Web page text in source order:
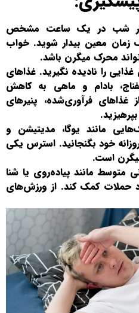
شب در یک ساعت مشخص
زمان معین بیدار شوید. خواب
محرک میگرن باشد.
را نادیده نگیرید. غذاهای
بادام و ماهی به کاهش
فرآوری‌شده، پنیرهای
مانند یوگا، مدیتیشن و
خود بگنجانید. استرس یکی
است.
متوسط مانند پیاده‌روی یا شنا
حملات کمک کند. از ورزش‌های